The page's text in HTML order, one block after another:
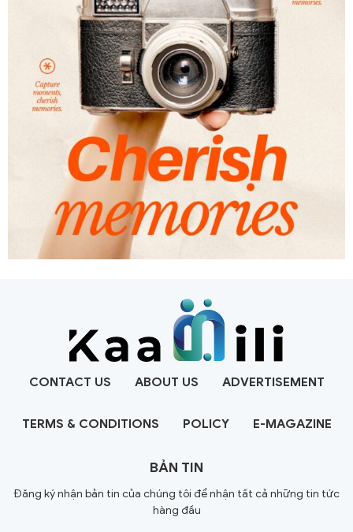
CONTACT US ABOUT US ADVERTISEMENT
TERMS & CONDITIONS POLICY E-MAGAZINE
BẢN TIN
Đăng ký nhận bản tin của chúng tôi để nhận tất cả những tin tức
hàng đầu